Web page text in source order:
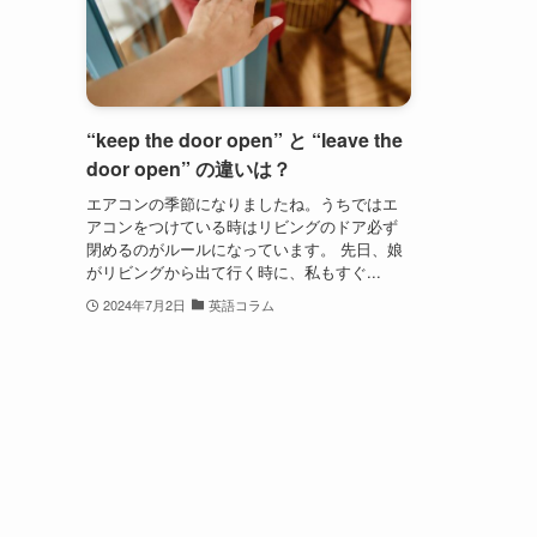
“keep the door open” と “leave the
door open” の違いは？
エアコンの季節になりましたね。うちではエ
アコンをつけている時はリビングのドア必ず
閉めるのがルールになっています。 先日、娘
がリビングから出て行く時に、私もすぐ...
2024年7月2日 英語コラム